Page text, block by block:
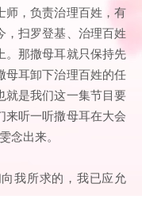
师，负责治理百姓，有
，扫罗登基、治理百姓
。那撒母耳就只保持先
母耳卸下治理百姓的任
就是我们这一集节目要
来听一听撒母耳在大会
念出来。
我所求的，我已应允